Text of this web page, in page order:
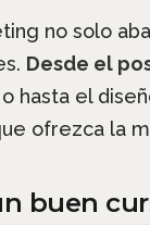
no solo
Desde el
hasta el
ofrezca la
buen